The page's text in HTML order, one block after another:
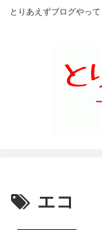
とりあえずブログやっ
エコ